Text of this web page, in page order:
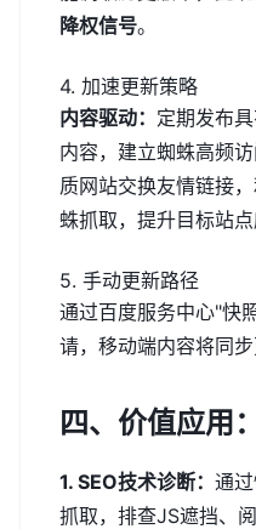
降权信号。
4. 加速更新策略
内容驱动： 定期发布
内容，建立蜘蛛高频访
质网站交换友情链接
蛛抓取，提升目标站点
5. 手动更新路径
通过百度服务中心"快
请，移动端内容将同步
四、价值应用
1. SEO技术诊断： 通
抓取，排查JS遮挡、